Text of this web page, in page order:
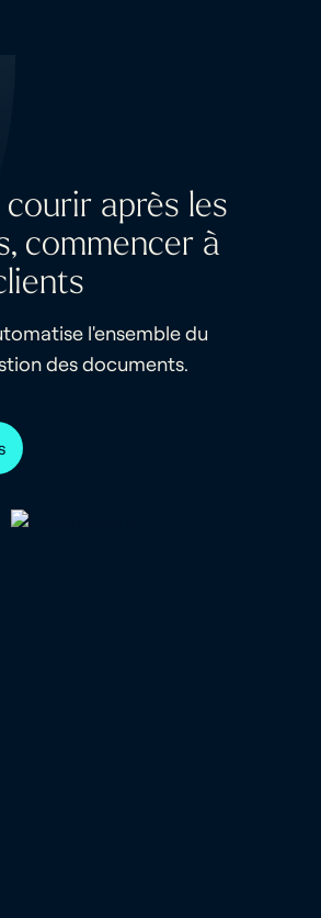
après les
commencer à
l'ensemble du
des documents.